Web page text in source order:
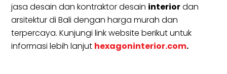
jasa desain dan kontraktor desain interiordan
arsitektur di Bali dengan harga murah dan
terpercaya. Kunjungi link website berikut untuk
informasi lebih lanjut hexagoninterior.com.